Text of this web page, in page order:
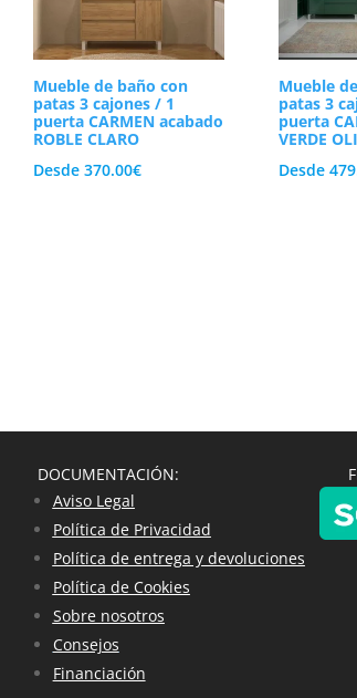
Mueble de baño con
patas 3 cajones / 1
puerta CARMEN acabado
ROBLE CLARO
Desde370.00€
Mueble
patas 3
puerta
VERDE
Desde
DOCUMENTACIÓN:
Aviso Legal
Política de Privacidad
Política de entrega y devoluciones
Política de Cookies
Sobre nosotros
Consejos
Financiación